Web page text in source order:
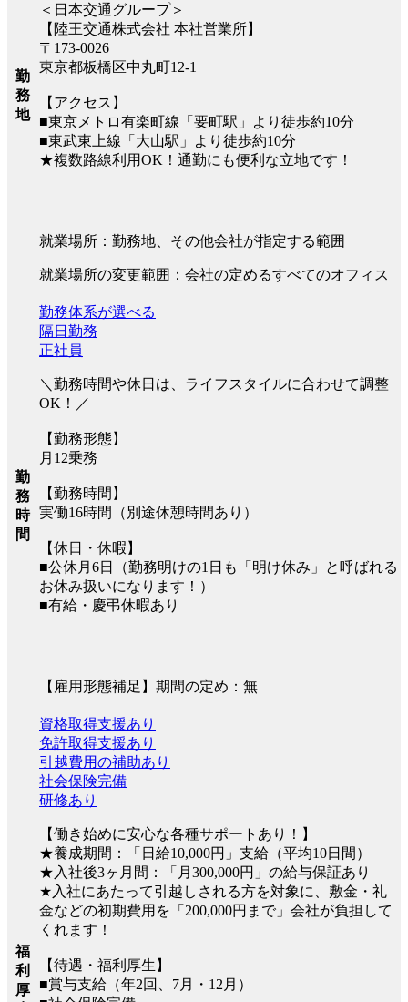
勤
務
地
＜日本交通グループ＞
【陸王交通株式会社 本社営業所】
〒173-0026
東京都板橋区中丸町12-1
【アクセス】
■東京メトロ有楽町線「要町駅」より徒歩約10分
■東武東上線「大山駅」より徒歩約10分
★複数路線利用OK！通勤にも便利な立地です！
就業場所：勤務地、その他会社が指定する範囲
就業場所の変更範囲：会社の定めるすべてのオフィス
勤
務
時
間
勤務体系が選べる
隔日勤務
正社員
＼勤務時間や休日は、ライフスタイルに合わせて調整
OK！／
【勤務形態】
月12乗務
【勤務時間】
実働16時間（別途休憩時間あり）
【休日・休暇】
■公休月6日（勤務明けの1日も「明け休み」と呼ばれる
お休み扱いになります！）
■有給・慶弔休暇あり
【雇用形態補足】期間の定め：無
福
利
厚
資格取得支援あり
免許取得支援あり
引越費用の補助あり
社会保険完備
研修あり
【働き始めに安心な各種サポートあり！】
★養成期間：「日給10,000円」支給（平均10日間）
★入社後3ヶ月間：「月300,000円」の給与保証あり
★入社にあたって引越しされる方を対象に、敷金・礼
金などの初期費用を「200,000円まで」会社が負担して
くれます！
【待遇・福利厚生】
■賞与支給（年2回、7月・12月）